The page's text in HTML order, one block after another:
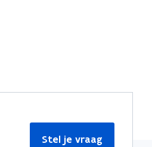
Stel je vraag